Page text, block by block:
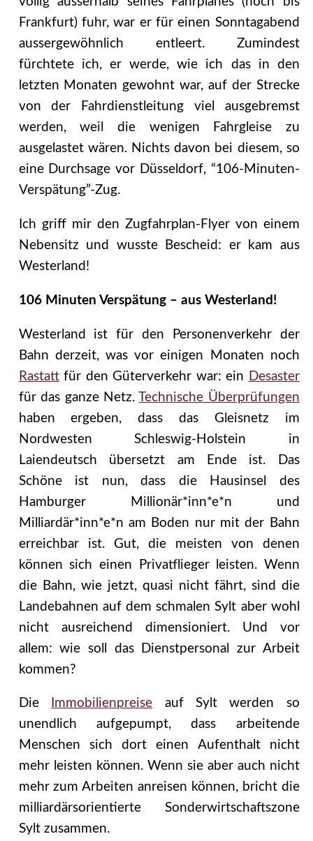
Frankfurt) fuhr, war er für einen Sonntagabend
aussergewöhnlich entleert. Zumindest
fürchtete ich, er werde, wie ich das in den
letzten Monaten gewohnt war, auf der Strecke
von der Fahrdienstleitung viel ausgebremst
werden, weil die wenigen Fahrgleise zu
ausgelastet wären. Nichts davon bei diesem, so
eine Durchsage vor Düsseldorf, “106-Minuten-
Verspätung”-Zug.
Ich griff mir den Zugfahrplan-Flyer von einem
Nebensitz und wusste Bescheid: er kam aus
Westerland!
106 Minuten Verspätung – aus Westerland!
Westerland ist für den Personenverkehr der
Bahn derzeit, was vor einigen Monaten noch
Rastattfür den Güterverkehr war: ein Desaster
für das ganze Netz.Technische Überprüfungen
haben ergeben, dass das Gleisnetz im
Nordwesten Schleswig-Holstein in
Laiendeutsch übersetzt am Ende ist. Das
Schöne ist nun, dass die Hausinsel des
Hamburger Millionär*inn*e*n und
Milliardär*inn*e*n am Boden nur mit der Bahn
erreichbar ist. Gut, die meisten von denen
können sich einen Privatflieger leisten. Wenn
die Bahn, wie jetzt, quasi nicht fährt, sind die
Landebahnen auf dem schmalen Sylt aber wohl
nicht ausreichend dimensioniert. Und vor
allem: wie soll das Dienstpersonal zur Arbeit
kommen?
Die Immobilienpreise auf Sylt werden so
unendlich aufgepumpt, dass arbeitende
Menschen sich dort einen Aufenthalt nicht
mehr leisten können. Wenn sie aber auch nicht
mehr zum Arbeiten anreisen können, bricht die
milliardärsorientierte Sonderwirtschaftszone
Sylt zusammen.